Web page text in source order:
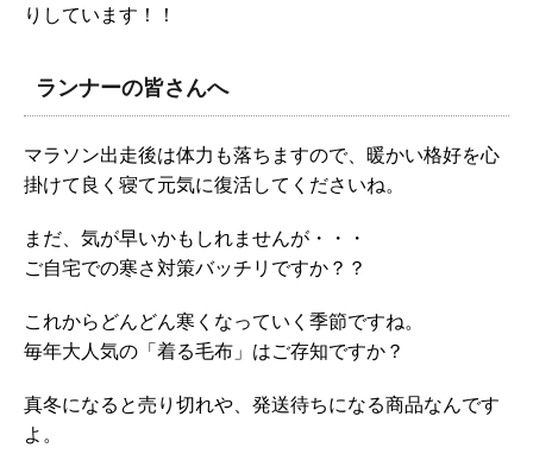
りしています！！
ランナーの皆さんへ
マラソン出走後は体力も落ちますので、暖かい格好を心
掛けて良く寝て元気に復活してくださいね。
まだ、気が早いかもしれませんが・・・
ご自宅での寒さ対策バッチリですか？？
これからどんどん寒くなっていく季節ですね。
毎年大人気の「着る毛布」はご存知ですか？
真冬になると売り切れや、発送待ちになる商品なんです
よ。